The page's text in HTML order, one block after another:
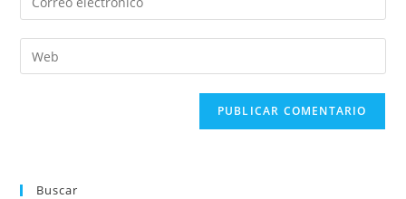
Buscar